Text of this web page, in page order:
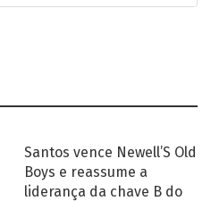
Santos vence Newell’S Old
Boys e reassume a
liderança da chave B do